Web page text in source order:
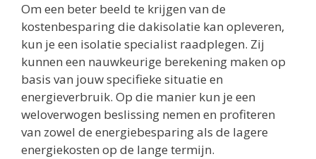
Om een beter beeld te krijgen van de
kostenbesparing die dakisolatie kan opleveren,
kun je een isolatie specialist raadplegen. Zij
kunnen een nauwkeurige berekening maken op
basis van jouw specifieke situatie en
energieverbruik. Op die manier kun je een
weloverwogen beslissing nemen en profiteren
van zowel de energiebesparing als de lagere
energiekosten op de lange termijn.